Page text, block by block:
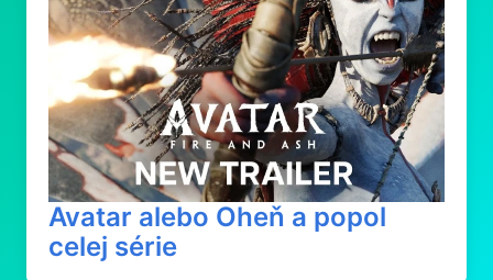
Avatar alebo Oheň a popol
celej série